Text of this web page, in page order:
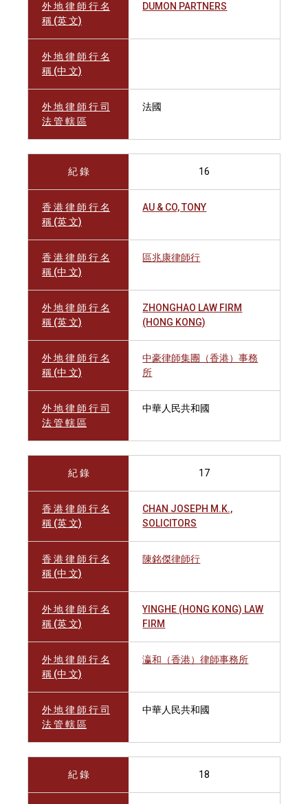
外 地 律 師 行 名
稱 (英 文)
DUMON PARTNERS
外 地 律 師 行 名
稱 (中 文)
外 地 律 師 行 司
法 管 轄 區
法國
紀 錄 16
香 港 律 師 行 名
稱 (英 文)
AU & CO, TONY
香 港 律 師 行 名
稱 (中 文)
區兆康律師行
外 地 律 師 行 名
稱 (英 文)
ZHONGHAO LAW FIRM
(HONG KONG)
外 地 律 師 行 名
稱 (中 文)
中豪律師集團（香港）事務
所
外 地 律 師 行 司
法 管 轄 區
中華人民共和國
紀 錄 17
香 港 律 師 行 名
稱 (英 文)
CHAN JOSEPH M.K.,
SOLICITORS
香 港 律 師 行 名
稱 (中 文)
陳銘傑律師行
外 地 律 師 行 名
稱 (英 文)
YINGHE (HONG KONG) LAW
FIRM
外 地 律 師 行 名
稱 (中 文)
瀛和（香港）律師事務所
外 地 律 師 行 司
法 管 轄 區
中華人民共和國
紀 錄 18